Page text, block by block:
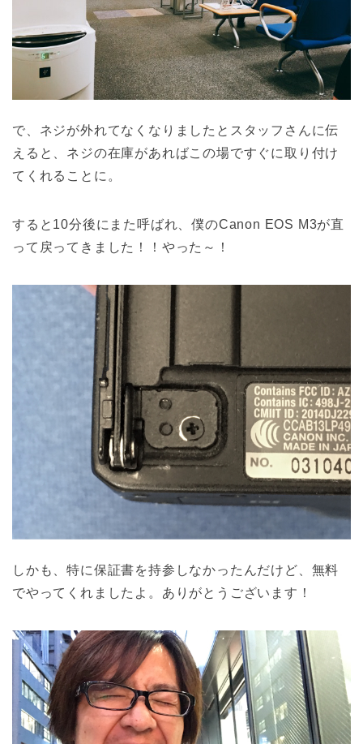
で、ネジが外れてなくなりましたとスタッフさんに伝
えると、ネジの在庫があればこの場ですぐに取り付け
てくれることに。
すると10分後にまた呼ばれ、僕のCanon EOS M3が直
って戻ってきました！！やった～！
しかも、特に保証書を持参しなかったんだけど、無料
でやってくれましたよ。ありがとうございます！